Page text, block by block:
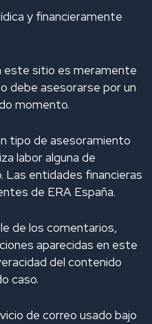
u i
y financieramente
este sitio es meramente
debe asesorarse por un
momento.
tipo de asesoramiento
labor alguna de
Las entidades financieras
de ERA España.
de los comentarios,
aparecidas en este
del contenido
caso.
de correo usado bajo